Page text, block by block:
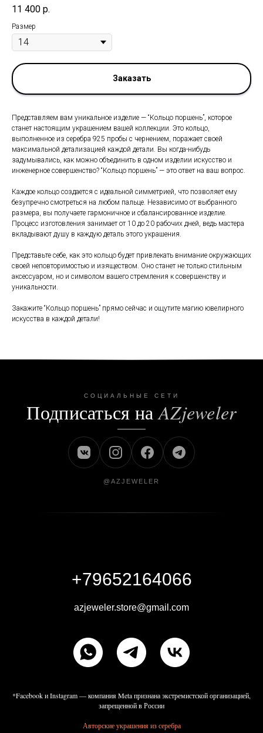
11 400 р.
Размер
Заказать
Представляем вам уникальное изделие — “Кольцо поршень”, которое
станет настоящим украшением вашей коллекции. Это кольцо,
выполненное из серебра 925 пробы с чернением, поражает своей
максимальной детализацией каждой детали. Вы когда-нибудь
задумывались, как можно объединить в одном изделии искусство и
инженерное совершенство? “Кольцо поршень” — это ответ на ваш вопрос.
Каждое кольцо создается с идеальной симметрией, что позволяет ему
безупречно смотреться на любом пальце. Независимо от выбранного
размера, вы получаете гармоничное и сбалансированное изделие.
Процесс изготовления занимает от 10 до 20 рабочих дней, ведь мастера
вкладывают душу в каждую деталь этого украшения.
Представьте себе, как это кольцо будет привлекать внимание окружающих
своей неповторимостью и изяществом. Оно станет не только стильным
аксессуаром, но и символом вашего стремления к совершенству и
уникальности.
Закажите “Кольцо поршень” прямо сейчас и ощутите магию ювелирного
искусства в каждой детали!
СОЦИАЛЬНЫЕ СЕТИ
Подписаться наAZjeweler
@AZJEWELER
+79652164066
azjeweler.store@gmail.com
*Facebook и Instagram — компания Meta признана экстремистской организацией,
запрещенной в России
Авторские украшения из серебра